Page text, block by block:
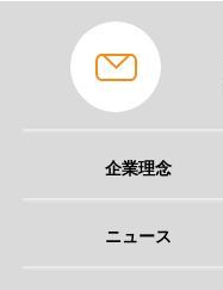
企業理念
ニュース